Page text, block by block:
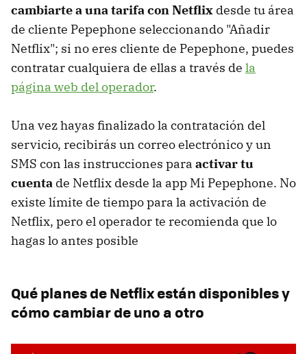
cambiarte a una tarifa con Netflix desde tu área
de cliente Pepephone seleccionando "Añadir
Netflix"; si no eres cliente de Pepephone, puedes
contratar cualquiera de ellas a través de la
página web del operador.
Una vez hayas finalizado la contratación del
servicio, recibirás un correo electrónico y un
SMS con las instrucciones para activar tu
cuenta de Netflix desde la app Mi Pepephone. No
existe límite de tiempo para la activación de
Netflix, pero el operador te recomienda que lo
hagas lo antes posible
Qué planes de Netflix están disponibles y
cómo cambiar de uno a otro